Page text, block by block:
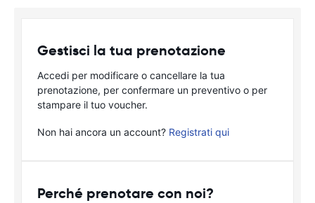
Gestisci la tua prenotazione
Accedi per modificare o cancellare la tua
prenotazione, per confermare un preventivo o per
stampare il tuo voucher.
Non hai ancora un account? Registrati qui
Perché prenotare con noi?